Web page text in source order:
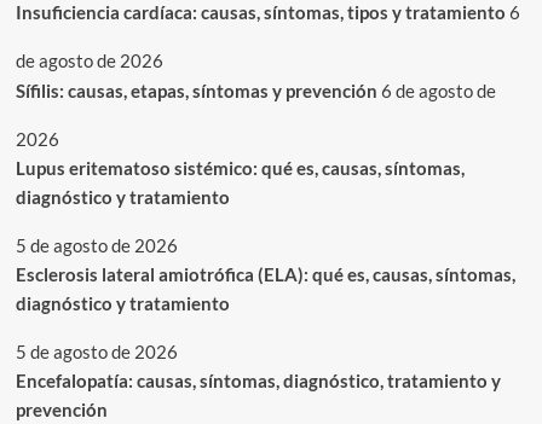
Insuficiencia cardíaca: causas, síntomas, tipos y tratamiento 6
de agosto de 2026
Sífilis: causas, etapas, síntomas y prevención 6 de agosto de
2026
Lupus eritematoso sistémico: qué es, causas, síntomas,
diagnóstico y tratamiento
5 de agosto de 2026
Esclerosis lateral amiotrófica (ELA): qué es, causas, síntomas,
diagnóstico y tratamiento
5 de agosto de 2026
Encefalopatía: causas, síntomas, diagnóstico, tratamiento y
prevención